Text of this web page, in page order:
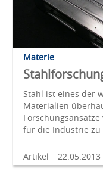
Materie
Stahl ist eines der
Materialien
für die Industrie zu
Artikel 22.05.2013